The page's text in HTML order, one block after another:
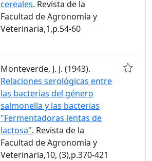
cereales. Revista de la
Facultad de Agronomía y
Veterinaria,1,p.54-60
Monteverde, J. J. (1943).
Relaciones serológicas entre
las bacterias del género
salmonella y las bacterias
"Fermentadoras lentas de
lactosa". Revista de la
Facultad de Agronomía y
Veterinaria,10, (3),p.370-421